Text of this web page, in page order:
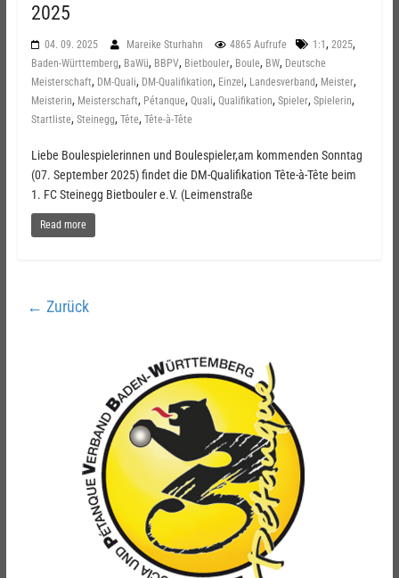
2025
04. 09. 2025 Mareike Sturhahn 4865 Aufrufe 1:1, 2025,
Baden-Württemberg, BaWü, BBPV, Bietbouler, Boule, BW, Deutsche
Meisterschaft, DM-Quali, DM-Qualifikation, Einzel, Landesverband, Meister,
Meisterin, Meisterschaft, Pétanque, Quali, Qualifikation, Spieler, Spielerin,
Startliste, Steinegg, Tête, Tête-à-Tête
Liebe Boulespielerinnen und Boulespieler,am kommenden Sonntag
(07. September 2025) findet die DM-Qualifikation Tête-à-Tête beim
1. FC Steinegg Bietbouler e.V. (Leimenstraße
Read more
← Zurück